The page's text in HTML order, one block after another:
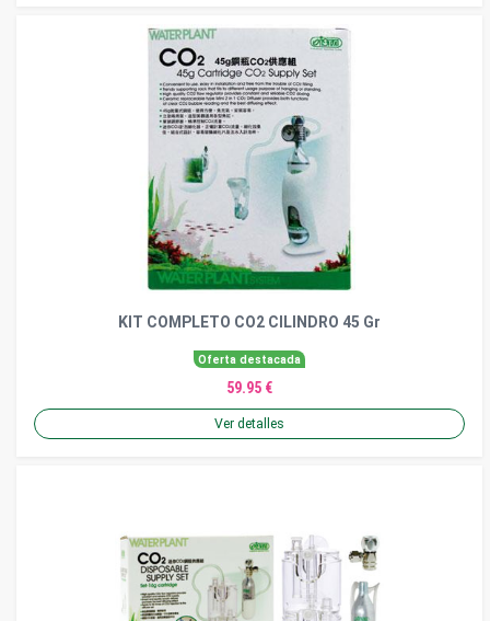
KIT COMPLETO CO2 CILINDRO 45 Gr
Oferta destacada
59.95 €
Ver detalles